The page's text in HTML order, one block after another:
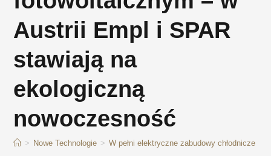
Austrii Empl i SPAR
stawiają na
ekologiczną
nowoczesność
> Nowe Technologie > W pełni elektryczne zabudowy chłodnicze z